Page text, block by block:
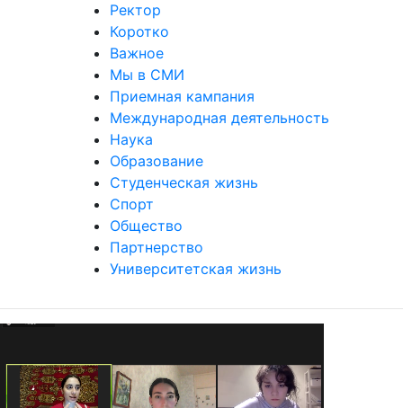
Ректор
Коротко
Важное
Мы в СМИ
Приемная кампания
Международная деятельность
Наука
Образование
Студенческая жизнь
Спорт
Общество
Партнерство
Университетская жизнь